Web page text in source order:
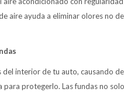
aire ayuda a eliminar olores no
interior de tu auto, causando
para protegerlo. Las fundas no